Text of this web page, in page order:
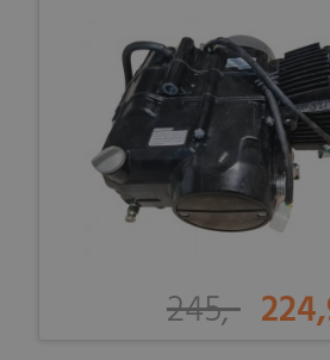
245,-